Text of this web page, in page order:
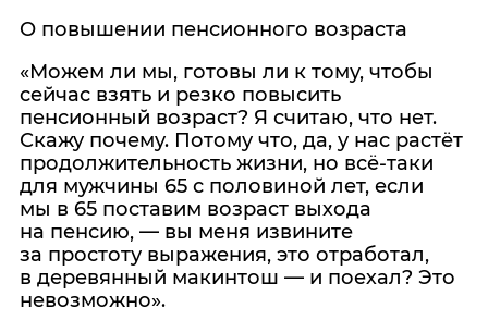
О повышении пенсионного возраста
«Можем ли мы, готовы ли к тому, чтобы
сейчас взять и резко повысить
пенсионный возраст? Я считаю, что нет.
Скажу почему. Потому что, да, у нас растёт
продолжительность жизни, но всё‑таки
для мужчины 65 с половиной лет, если
мы в 65 поставим возраст выхода
на пенсию, — вы меня извините
за простоту выражения, это отработал,
в деревянный макинтош — и поехал? Это
невозможно».